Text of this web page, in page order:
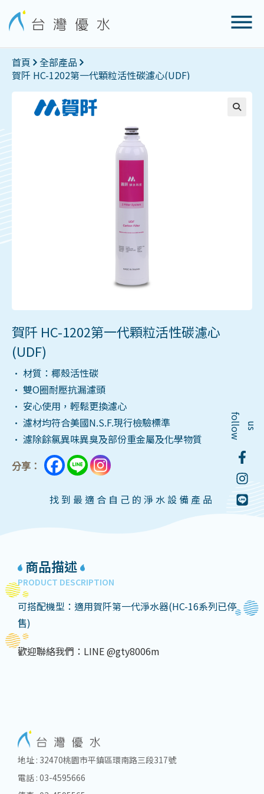
f
o l
l
o
w u
s
首頁
全部產品
賀阡 HC-1202第一代顆粒活性碳濾心(UDF)
賀阡 HC-1202第一代顆粒活性碳濾心
(UDF)
• 材質：椰殼活性碳
• 雙O圈耐壓抗漏濾頭
• 安心使用，輕鬆更換濾心
• 濾材均符合美國N.S.F.現行檢驗標準
• 濾除餘氯異味異臭及部份重金屬及化學物質
分享：
找到最適合自己的淨水設備產品
商品描述
PRODUCT DESCRIPTION
可搭配機型：適用賀阡第一代淨水器(HC-16系列已停
售)
歡迎聯絡我們：LINE @gty8006m
地址 : 32470桃園市平鎮區環南路三段317號
電話 : 03-4595666